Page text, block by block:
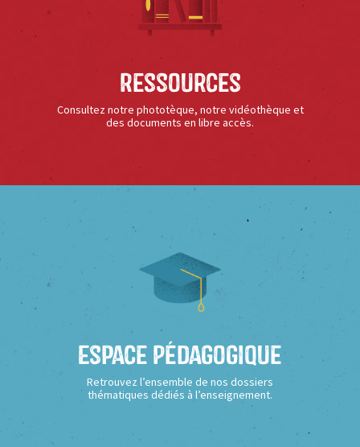
Ressources
Consultez notre phototèque, notre vidéothèque et
des documents en libre accès.
Espace Pédagogique
Retrouvez l’ensemble de nos dossiers
thématiques dédiés à l’enseignement.